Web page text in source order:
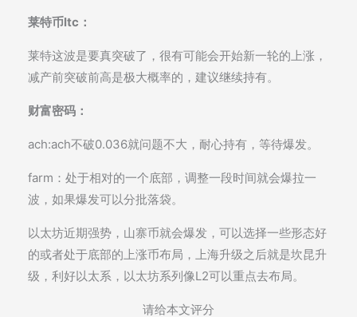
莱特币ltc：
莱特这波是要真突破了，很有可能会开始新一轮的上涨，
减产前突破前高是极大概率的，建议继续持有。
财富密码：
ach:ach不破0.036就问题不大，耐心持有，等待爆发。
farm：处于相对的一个底部，调整一段时间就会爆拉一
波，如果爆发可以分批落袋。
以太坊近期强势，山寨币就会爆发，可以选择一些形态好
的或者处于底部的上涨币布局，上海升级之后就是坎昆升
级，利好以太系，以太坊系列像L2可以重点去布局。
请给本文评分